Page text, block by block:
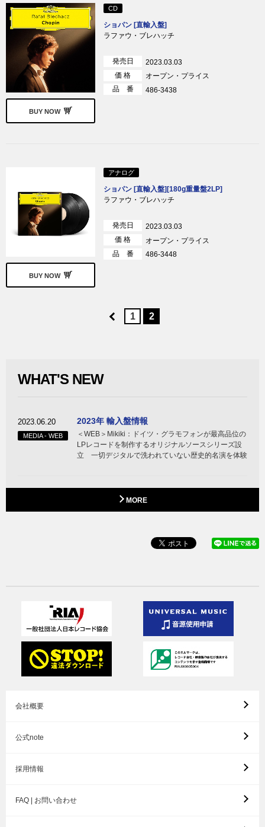
BUY NOW
CD
ショパン [直輸入盤]
ラファウ・ブレハッチ
発売日
2023.03.03
価 格
オープン・プライス
品 番
486-3438
BUY NOW
アナログ
ショパン [直輸入盤][180g重量盤2LP]
ラファウ・ブレハッチ
発売日
2023.03.03
価 格
オープン・プライス
品 番
486-3448
1 2
WHAT'S NEW
2023.06.20
MEDIA - WEB
2023年 輸入盤情報
＜WEB＞Mikiki：ドイツ・グラモフォンが最高品位の
LPレコードを制作するオリジナルソースシリーズ設
立 一切デジタルで洗われていない歴史的名演を体験
MORE
会社概要
公式note
採用情報
FAQ | お問い合わせ